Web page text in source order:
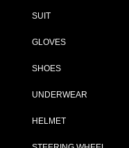
SUIT
GLOVES
SHOES
UNDERWEAR
HELMET